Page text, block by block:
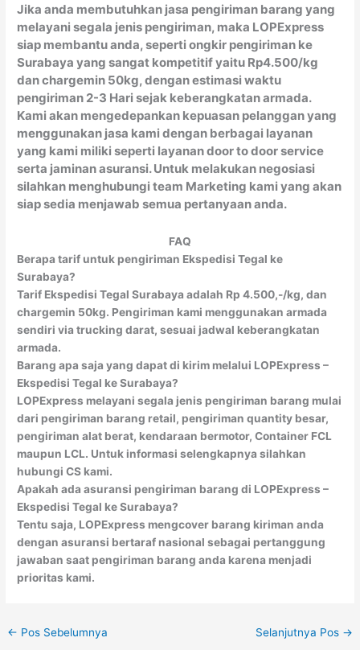
Jika anda membutuhkan jasa pengiriman barang yang
melayani segala jenis pengiriman, maka LOPExpress
siap membantu anda, seperti ongkir pengiriman ke
Surabaya yang sangat kompetitif yaitu Rp4.500/kg
dan chargemin 50kg, dengan estimasi waktu
pengiriman 2-3 Hari sejak keberangkatan armada.
Kami akan mengedepankan kepuasan pelanggan yang
menggunakan jasa kami dengan berbagai layanan
yang kami miliki seperti layanan door to door service
serta jaminan asuransi. Untuk melakukan negosiasi
silahkan menghubungi team Marketing kami yang akan
siap sedia menjawab semua pertanyaan anda.
FAQ
Berapa tarif untuk pengiriman Ekspedisi Tegal ke
Surabaya?
Tarif Ekspedisi Tegal Surabaya adalah Rp 4.500,-/kg, dan
chargemin 50kg. Pengiriman kami menggunakan armada
sendiri via trucking darat, sesuai jadwal keberangkatan
armada.
Barang apa saja yang dapat di kirim melalui LOPExpress –
Ekspedisi Tegal ke Surabaya?
LOPExpress melayani segala jenis pengiriman barang mulai
dari pengiriman barang retail, pengiriman quantity besar,
pengiriman alat berat, kendaraan bermotor, Container FCL
maupun LCL. Untuk informasi selengkapnya silahkan
hubungi CS kami.
Apakah ada asuransi pengiriman barang di LOPExpress –
Ekspedisi Tegal ke Surabaya?
Tentu saja, LOPExpress mengcover barang kiriman anda
dengan asuransi bertaraf nasional sebagai pertanggung
jawaban saat pengiriman barang anda karena menjadi
prioritas kami.
← Pos Sebelumnya Selanjutnya Pos →